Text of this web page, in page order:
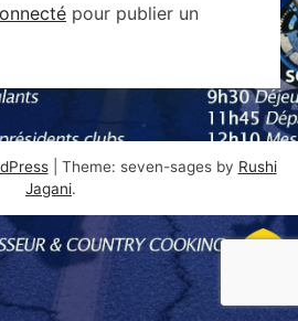
pour publier un
Theme: seven-sages by Rushi
Jagani.